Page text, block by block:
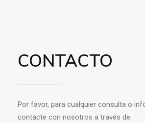
CONTACTO
Por favor, para cualquier consulta o
contacte con nosotros a través de: